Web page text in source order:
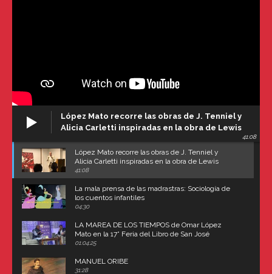
López Mato recorre las obras de J. Tenniel y
Alicia Carletti inspiradas en la obra de Lewis
41:08
López Mato recorre las obras de J. Tenniel y
Alicia Carletti inspiradas en la obra de Lewis
Carroll
41:08
La mala prensa de las madrastras: Sociología de
los cuentos infantiles
04:30
LA MAREA DE LOS TIEMPOS de Omar López
Mato en la 17° Feria del Libro de San José
(Uruguay)
01:04:25
MANUEL ORIBE
31:28